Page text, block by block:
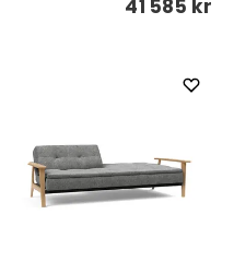
41 585 kr